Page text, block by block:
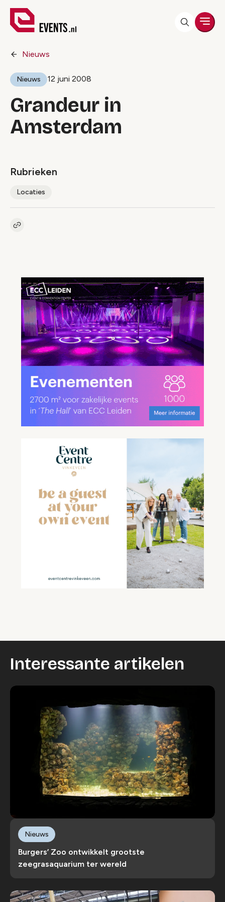
Nieuws
Nieuws 12 juni 2008
Grandeur in
Amsterdam
Rubrieken
Locaties
Kopieer link naar artikel
Interessante artikelen
Burgers’ Zoo ontwikkelt grootste
zeegrasaquarium ter wereld
Nieuws